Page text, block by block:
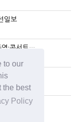
to our
the best
Policy
일보
·콘서트…
2명…
·…